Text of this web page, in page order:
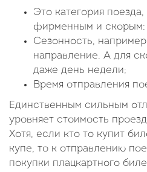
Это категория
фирменным и скорым;
Сезонность,
направление. А для
даже день недели;
Время отправления
Единственным сильным
уровняет стоимость
Хотя, если кто то купит
купе, то к отправлению
покупки плацкартного